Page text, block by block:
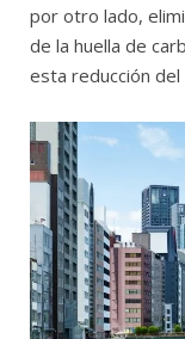
por otro lado,
de la huella de
esta reducción del